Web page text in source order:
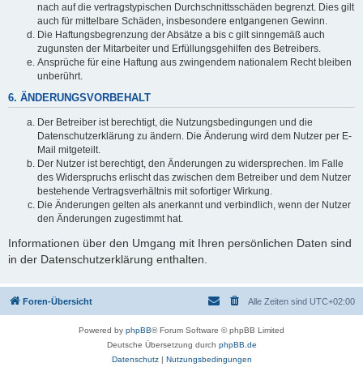
nach auf die vertragstypischen Durchschnittsschäden begrenzt. Dies gilt
auch für mittelbare Schäden, insbesondere entgangenen Gewinn.
Die Haftungsbegrenzung der Absätze a bis c gilt sinngemäß auch
zugunsten der Mitarbeiter und Erfüllungsgehilfen des Betreibers.
Ansprüche für eine Haftung aus zwingendem nationalem Recht bleiben
unberührt.
6. ÄNDERUNGSVORBEHALT
Der Betreiber ist berechtigt, die Nutzungsbedingungen und die
Datenschutzerklärung zu ändern. Die Änderung wird dem Nutzer per E-
Mail mitgeteilt.
Der Nutzer ist berechtigt, den Änderungen zu widersprechen. Im Falle
des Widerspruchs erlischt das zwischen dem Betreiber und dem Nutzer
bestehende Vertragsverhältnis mit sofortiger Wirkung.
Die Änderungen gelten als anerkannt und verbindlich, wenn der Nutzer
den Änderungen zugestimmt hat.
Informationen über den Umgang mit Ihren persönlichen Daten sind
in der Datenschutzerklärung enthalten.
Foren-Übersicht Alle Zeiten sind UTC+02:00
Powered by phpBB® Forum Software © phpBB Limited
Deutsche Übersetzung durch phpBB.de
Datenschutz| Nutzungsbedingungen